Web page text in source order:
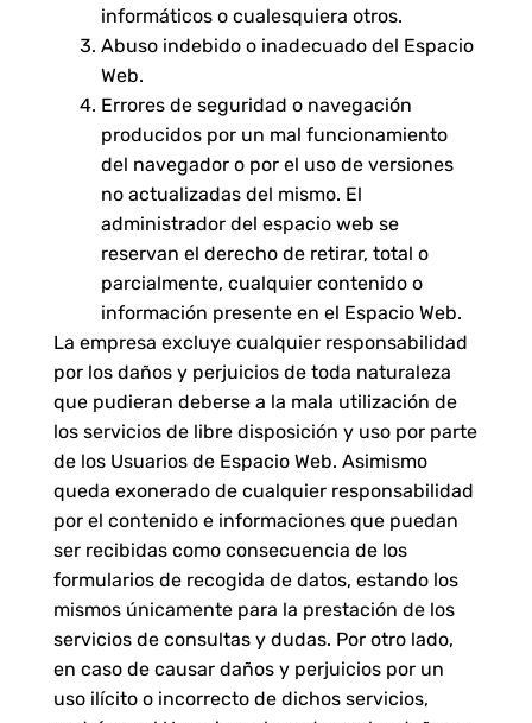
informáticos o cualesquiera otros.
Abuso indebido o inadecuado del Espacio
Web.
Errores de seguridad o navegación
producidos por un mal funcionamiento
del navegador o por el uso de versiones
no actualizadas del mismo. El
administrador del espacio web se
reservan el derecho de retirar, total o
parcialmente, cualquier contenido o
información presente en el Espacio Web.
La empresa excluye cualquier responsabilidad
por los daños y perjuicios de toda naturaleza
que pudieran deberse a la mala utilización de
los servicios de libre disposición y uso por parte
de los Usuarios de Espacio Web. Asimismo
queda exonerado de cualquier responsabilidad
por el contenido e informaciones que puedan
ser recibidas como consecuencia de los
formularios de recogida de datos, estando los
mismos únicamente para la prestación de los
servicios de consultas y dudas. Por otro lado,
en caso de causar daños y perjuicios por un
uso ilícito o incorrecto de dichos servicios,